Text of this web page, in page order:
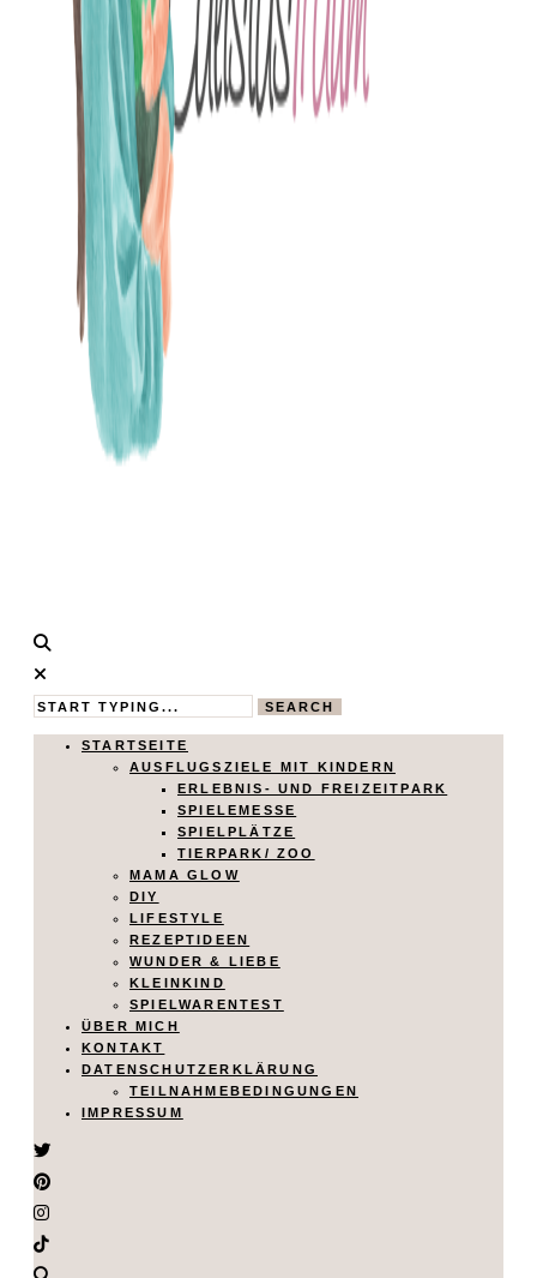
Calistas
Traum
MAMABLOG
SEARCH
STARTSEITE
AUSFLUGSZIELE MIT KINDERN
ERLEBNIS- UND FREIZEITPARK
SPIELEMESSE
SPIELPLÄTZE
TIERPARK/ ZOO
MAMA GLOW
DIY
LIFESTYLE
REZEPTIDEEN
WUNDER & LIEBE
KLEINKIND
SPIELWARENTEST
ÜBER MICH
KONTAKT
DATENSCHUTZERKLÄRUNG
TEILNAHMEBEDINGUNGEN
IMPRESSUM